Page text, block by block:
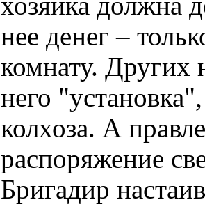
нее денег –
комнату. Других
него
колхоза. А
распоряжение
Бригадир